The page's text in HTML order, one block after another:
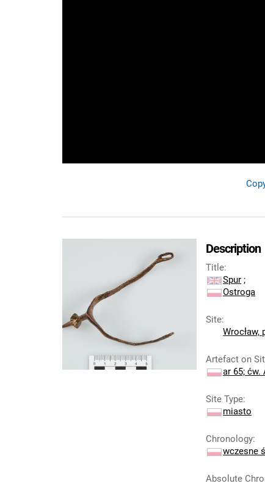
Description
Title:
Spur ;
Ostroga
Site:
Wrocław,
Artefact on
ar 65; ćw.
Site Type:
miasto
Chronology:
wczesne
Absolute